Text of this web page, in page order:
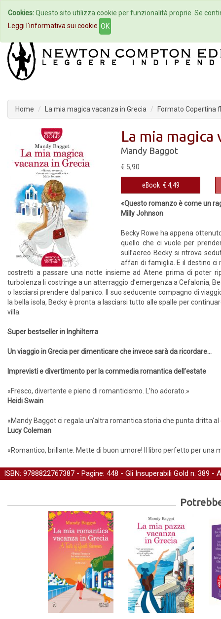
Home Autori Eventi
Home La mia magica vacanza in Grecia Formato Copertina
La mia magica
Mandy Baggot
€ 5,90
eBook € 4,49
«Questo romanzo è come un
Milly Johnson
Becky Rowe ha appena
quello che ci vuole per
sull’aereo Becky si ritrova
affari di famiglia. E il destino ci
costretti a passare una notte insieme ad Atene prima di poter
turbolenza li costringe a un atterraggio d’emergenza a Cefalonia,
o lasciarsi prendere dal panico. Il suo seducente compagno di
la bella isola, Becky è pronta a lasciarsi tutto alle spalle per
villa.
Super bestseller in Inghilterra
Un viaggio in Grecia per dimenticare che invece sarà da ricordare…
Imprevisti e divertimento per la commedia romantica dell’estate
«Fresco, divertente e pieno di romanticismo. L’ho adorato.»
Heidi Swain
«Mandy Baggot ci regala un’altra romantica storia che punta dritta al
Lucy Coleman
«Romantico, brillante. Mette di buon umore! Il libro perfetto per una
ISBN: 9788822767387 - Pagine: 448 - Gli Insuperabili Gold n. 389 -
Cookies:Questo sito utilizza cookie per funzionalità proprie. Se
Leggi l'informativa sui cookie OK